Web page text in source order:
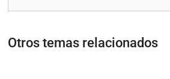
Otros temas relacionados